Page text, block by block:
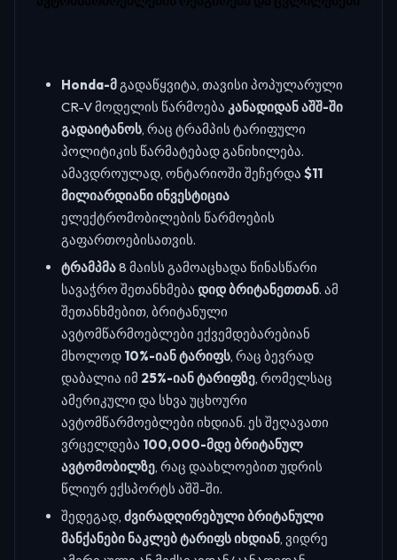
Honda-მგადაწყვიტა, თავისი პოპულარული
CR-V მოდელის წარმოება კანადიდან აშშ-ში
გადაიტანოს, რაც ტრამპის ტარიფული
პოლიტიკის წარმატებად განიხილება.
ამავდროულად, ონტარიოში შეჩერდა $11
მილიარდიანი ინვესტიცია
ელექტრომობილების წარმოების
გაფართოებისათვის.
ტრამპმა8 მაისს გამოაცხადა წინასწარი
სავაჭრო შეთანხმება დიდ ბრიტანეთთან. ამ
შეთანხმებით, ბრიტანული
ავტომწარმოებლები ექვემდებარებიან
მხოლოდ 10%-იან ტარიფს, რაც ბევრად
დაბალია იმ 25%-იან ტარიფზე, რომელსაც
ამერიკული და სხვა უცხოური
ავტომწარმოებლები იხდიან. ეს შეღავათი
ვრცელდება 100,000-მდე ბრიტანულ
ავტომობილზე, რაც დაახლოებით უდრის
წლიურ ექსპორტს აშშ-ში.
შედეგად, ძვირადღირებული ბრიტანული
მანქანები ნაკლებ ტარიფს იხდიან, ვიდრე